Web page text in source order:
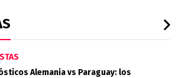
Alemania vs Paraguay: los